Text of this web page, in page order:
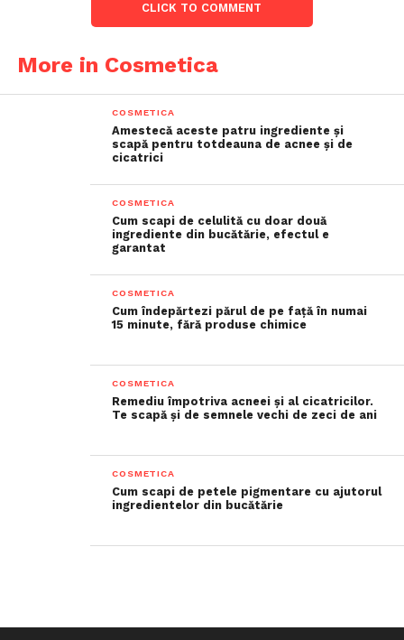
CLICK TO COMMENT
More in Cosmetica
COSMETICA
Amestecă aceste patru ingrediente și
scapă pentru totdeauna de acnee și de
cicatrici
COSMETICA
Cum scapi de celulită cu doar două
ingrediente din bucătărie, efectul e
garantat
COSMETICA
Cum îndepărtezi părul de pe față în numai
15 minute, fără produse chimice
COSMETICA
Remediu împotriva acneei și al cicatricilor.
Te scapă și de semnele vechi de zeci de ani
COSMETICA
Cum scapi de petele pigmentare cu ajutorul
ingredientelor din bucătărie